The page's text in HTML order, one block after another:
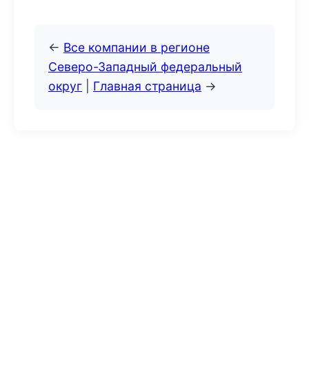
← Все компании в регионе
Северо-Западный федеральный
округ
Главная страница →